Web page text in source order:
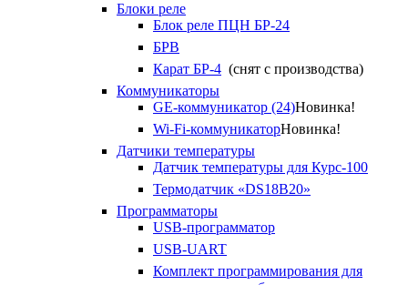
Блоки реле
Блок реле ПЦН БР-24
БРВ
Карат БР-4 (снят с производства)
Коммуникаторы
GE-коммуникатор (24)Новинка!
Wi-Fi-коммуникаторНовинка!
Датчики температуры
Датчик температуры для Курс-100
Термодатчик «DS18B20»
Программаторы
USB-программатор
USB-UART
Комплект программирования для